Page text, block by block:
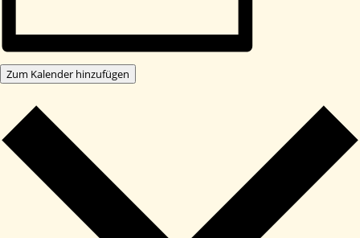
Zum Kalender hinzufügen